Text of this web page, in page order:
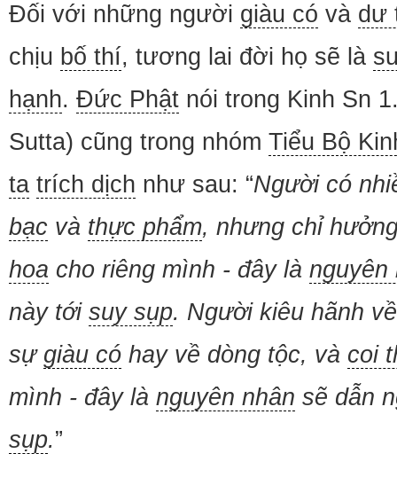
Đối với những người giàu có và dư
chịu bố thí, tương lai đời họ sẽ là
hạnh. Đức Phật nói trong Kinh Sn
Sutta) cũng trong nhóm Tiểu Bộ
ta trích dịch như sau: “Người có
bạc và thực phẩm, nhưng chỉ
hoa cho riêng mình - đây là nguyên
này tới suy sụp. Người kiêu hãnh
sự giàu có hay về dòng tộc, và coi
mình - đây là nguyên nhân sẽ dẫn
sụp.”